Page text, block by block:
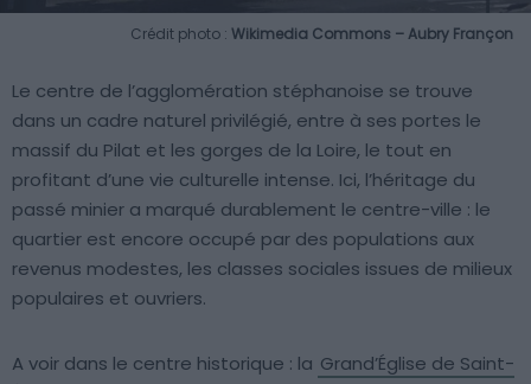
Crédit photo : Wikimedia Commons – Aubry Françon
Le centre de l’agglomération stéphanoise se trouve
dans un cadre naturel privilégié, entre à ses portes le
massif du Pilat et les gorges de la Loire, le tout en
profitant d’une vie culturelle intense. Ici, l’héritage du
passé minier a marqué durablement le centre-ville : le
quartier est encore occupé par des populations aux
revenus modestes, les classes sociales issues de milieux
populaires et ouvriers.
A voir dans le centre historique : la Grand’Église de Saint-